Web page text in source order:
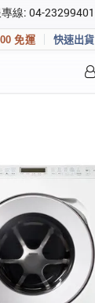
線: 04-23299401
免運 快速出貨
料與收藏清單。
登入會員
建立新帳號